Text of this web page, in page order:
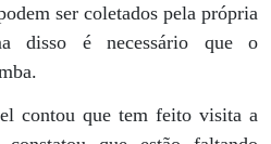
ser coletados pela própria
disso é necessário que o
contou que tem feito visita a